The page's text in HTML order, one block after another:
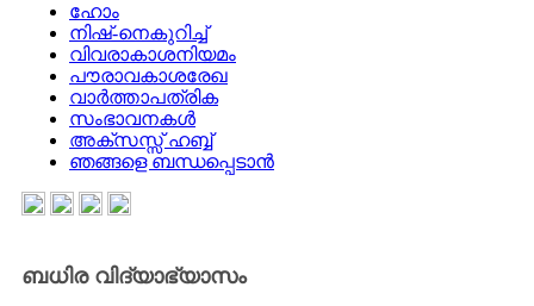
ഹോം
നിഷ്-നെകുറിച്ച്
വിവരാകാശനിയമം
പൗരാവകാശരേഖ
വാർത്താപത്രിക
സംഭാവനകൾ
അക്സസ്സ് ഹബ്ബ്
ഞങ്ങളെ ബന്ധപ്പെടാൻ
ബധിര വിദ്യാഭ്യാസം